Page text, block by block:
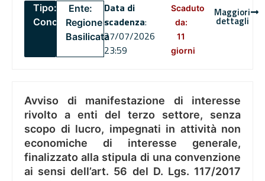
Tipo:
Concorsi
Ente:
Regione
Basilicata
Data di
scadenza:
27/07/2026
23:59
Scaduto
da:
11
giorni
Maggiori
dettagli
Avviso di manifestazione di interesse
rivolto a enti del terzo settore, senza
scopo di lucro, impegnati in attività non
economiche di interesse generale,
finalizzato alla stipula di una convenzione
ai sensi dell’art. 56 del D. Lgs. 117/2017